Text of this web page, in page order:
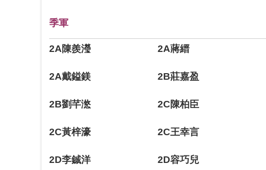
季軍
2A陳羨瀅 2A蔣縉
2A戴鎰鎂 2B莊嘉盈
2B劉芊滺 2C陳柏臣
2C黃梓濠 2C王幸言
2D李鋮洋 2D容巧兒